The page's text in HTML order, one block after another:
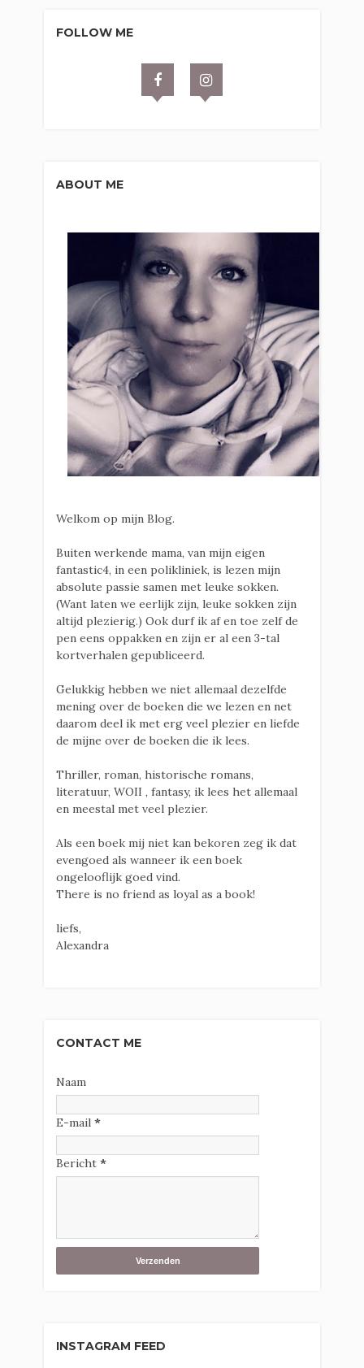
FOLLOW ME
ABOUT ME
Welkom op mijn Blog.
Buiten werkende mama, van mijn eigen
fantastic4, in een polikliniek, is lezen mijn
absolute passie samen met leuke sokken.
(Want laten we eerlijk zijn, leuke sokken zijn
altijd plezierig.) Ook durf ik af en toe zelf de
pen eens oppakken en zijn er al een 3-tal
kortverhalen gepubliceerd.
Gelukkig hebben we niet allemaal dezelfde
mening over de boeken die we lezen en net
daarom deel ik met erg veel plezier en liefde
de mijne over de boeken die ik lees.
Thriller, roman, historische romans,
literatuur, WOII , fantasy, ik lees het allemaal
en meestal met veel plezier.
Als een boek mij niet kan bekoren zeg ik dat
evengoed als wanneer ik een boek
ongelooflijk goed vind.
There is no friend as loyal as a book!
liefs,
Alexandra
CONTACT ME
Naam
E-mail *
Bericht *
INSTAGRAM FEED